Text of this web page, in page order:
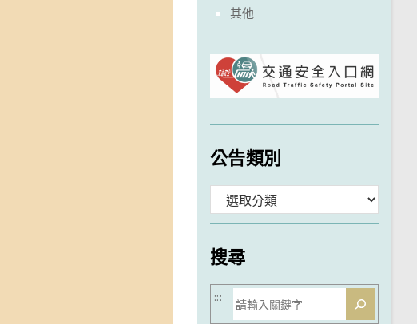
其他
公告類別
類
搜尋
搜
:::